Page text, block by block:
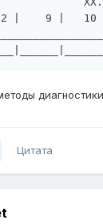
|    9 |
Цитата